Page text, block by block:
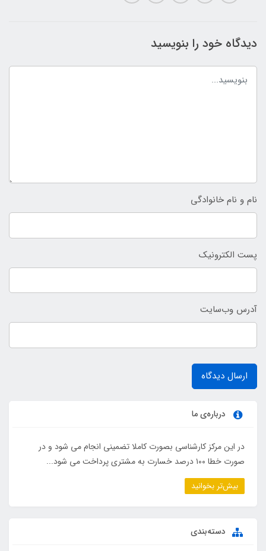
دیدگاه خود را بنویسید
نام و نام خانوادگی
پست الکترونیک
آدرس وب‌سایت
ارسال دیدگاه
درباره‌ی ما
در این مرکز کارشناسی بصورت کاملا تضمینی انجام می شود و در
صورت خطا ۱۰۰ درصد خسارت به مشتری پرداخت می شود...
بیش‌تر بخوانید
دسته‌بندی